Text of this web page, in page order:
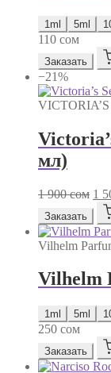
1ml 5ml
110 сом
Заказать
−21%
мл)
1 900сом
1
1
Заказать
Vilhelm
Vilhelm
1ml 5ml
250 сом
Заказать